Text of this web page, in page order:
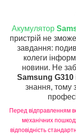
Акумулятор
пристрій не
завдання:
колеги
новини. Не
Samsung G310
знання, тому
Перед відправленням
механічних
відповідність